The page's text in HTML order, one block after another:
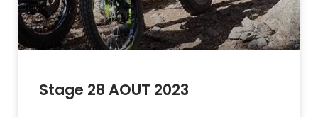
Stage 28 AOUT 2023